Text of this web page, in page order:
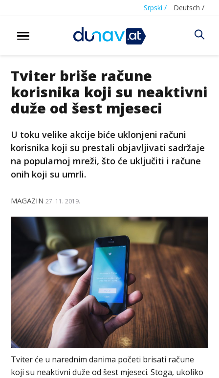
Srpski / Deutsch /
Tviter briše račune
korisnika koji su neaktivni
duže od šest mjeseci
U toku velike akcije biće uklonjeni računi
korisnika koji su prestali objavljivati sadržaje
na popularnoj mreži, što će uključiti i račune
onih koji su umrli.
MAGAZIN 27. 11. 2019.
Tviter će u narednim danima početi brisati račune
koji su neaktivni duže od šest mjeseci. Stoga, ukoliko